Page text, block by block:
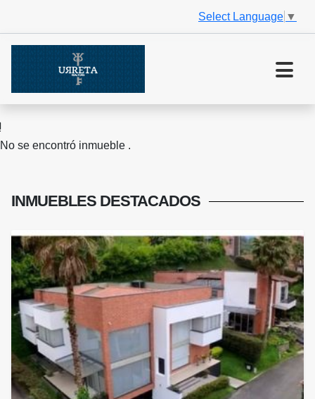
Select Language ▼
No se encontró inmueble .
INMUEBLES DESTACADOS